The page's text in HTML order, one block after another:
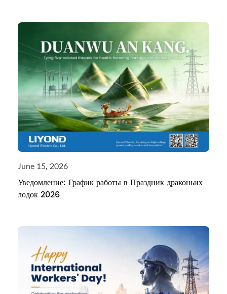
June 15, 2026
Уведомление: График работы в Праздник драконьих
лодок 2026